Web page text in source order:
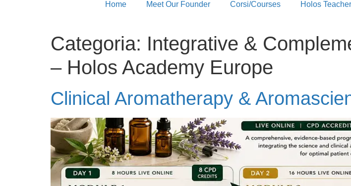
Home Meet Our Founder Corsi/Courses Holos
Categoria: Integrative &
– Holos Academy Europe
Clinical Aromatherapy &